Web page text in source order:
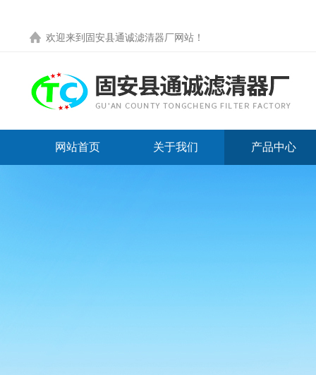
欢迎来到 固安县通诚滤清器厂网站 ！
网站首页 关于我们 产品中心